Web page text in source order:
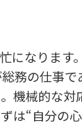
になります
務の仕事で
機械的な対
は“自分の